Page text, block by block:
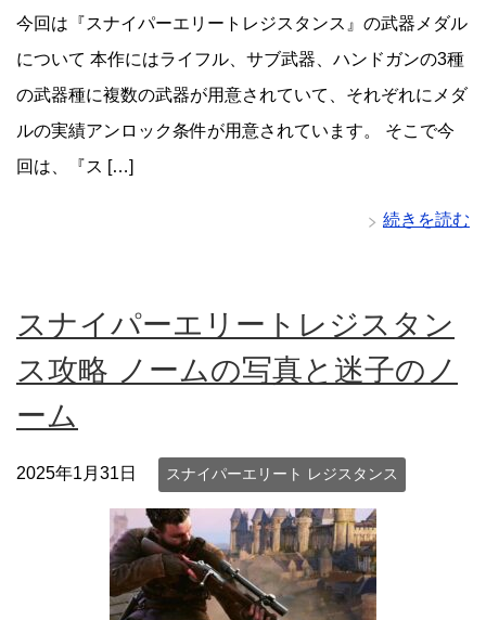
今回は『スナイパーエリートレジスタンス』の武器メダル
について 本作にはライフル、サブ武器、ハンドガンの3種
の武器種に複数の武器が用意されていて、それぞれにメダ
ルの実績アンロック条件が用意されています。 そこで今
回は、『ス […]
続きを読む
スナイパーエリートレジスタン
ス攻略 ノームの写真と迷子のノ
ーム
2025年1月31日 スナイパーエリート レジスタンス